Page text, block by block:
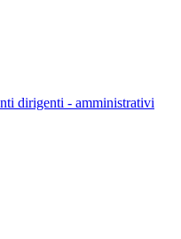
dirigenti - amministrativi